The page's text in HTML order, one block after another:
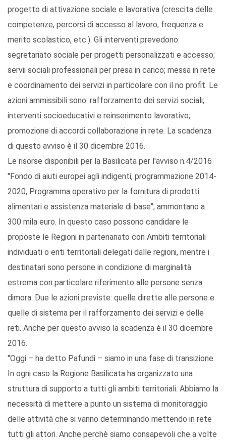
progetto di attivazione sociale e lavorativa (crescita delle
competenze, percorsi di accesso al lavoro, frequenza e
merito scolastico, etc.). Gli interventi prevedono:
segretariato sociale per progetti personalizzati e accesso;
servii sociali professionali per presa in carico; messa in rete
e coordinamento dei servizi in particolare con il no profit. Le
azioni ammissibili sono: rafforzamento dei servizi sociali;
interventi socioeducativi e reinserimento lavorativo;
promozione di accordi collaborazione in rete. La scadenza
di questo avviso è il 30 dicembre 2016.
Le risorse disponibili per la Basilicata per l'avviso n.4/2016
"Fondo di aiuti europei agli indigenti, programmazione 2014-
2020, Programma operativo per la fornitura di prodotti
alimentari e assistenza materiale di base", ammontano a
300 mila euro. In questo caso possono candidare le
proposte le Regioni in partenariato con Ambiti territoriali
individuati o enti territoriali delegati dalle regioni, mentre i
destinatari sono persone in condizione di marginalità
estrema con particolare riferimento alle persone senza
dimora. Due le azioni previste: quelle dirette alle persone e
quelle di sistema per il rafforzamento dei servizi e delle
reti. Anche per questo avviso la scadenza è il 30 dicembre
2016.
"Oggi – ha detto Pafundi – siamo in una fase di transizione.
In ogni caso la Regione Basilicata ha organizzato una
struttura di supporto a tutti gli ambiti territoriali. Abbiamo la
necessità di mettere a punto un sistema di monitoraggio
delle attività che si vanno determinando mettendo in rete
tutti gli attori. Anche perchè siamo consapevoli che a volte